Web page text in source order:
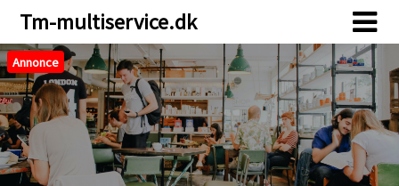
Skip
content
Skip
content
Tm-multiservice.dk
Annonce